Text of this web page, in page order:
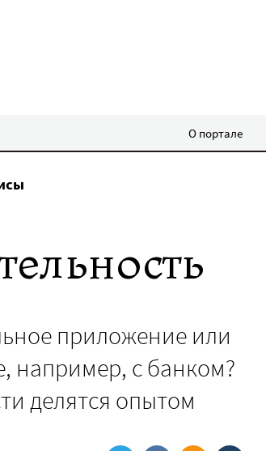
О портале
приложение или
например, с банком?
делятся опытом